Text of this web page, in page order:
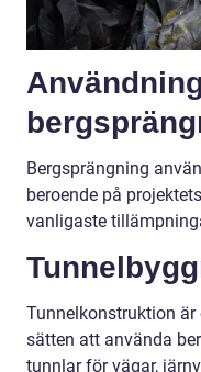
Bergsprängning
beroende på
vanligaste
Tunnelkonstruktion
sätten att använda
tunnlar för vägar,